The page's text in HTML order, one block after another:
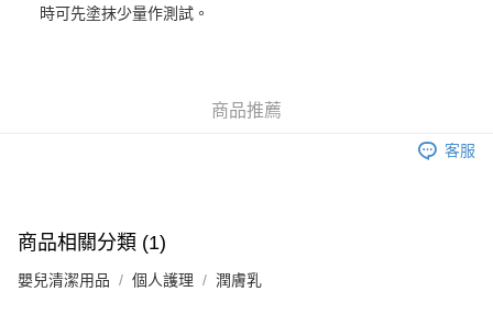
時可先塗抹少量作測試。
商品推薦
客服
商品相關分類 (1)
嬰兒清潔用品 個人護理 潤膚乳